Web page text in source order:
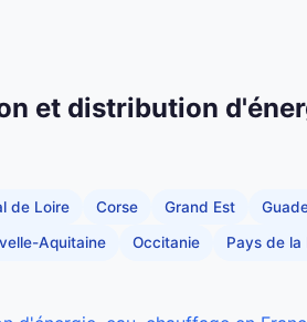
et distribution
de Loire Corse Grand Est
Aquitaine Occitanie Pays de la